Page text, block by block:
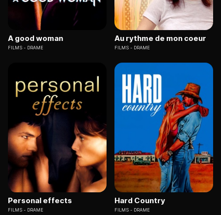
A good woman
FILMS DRAME
Au rythme de mon coeur
FILMS DRAME
Personal effects
FILMS DRAME
Hard Country
FILMS DRAME